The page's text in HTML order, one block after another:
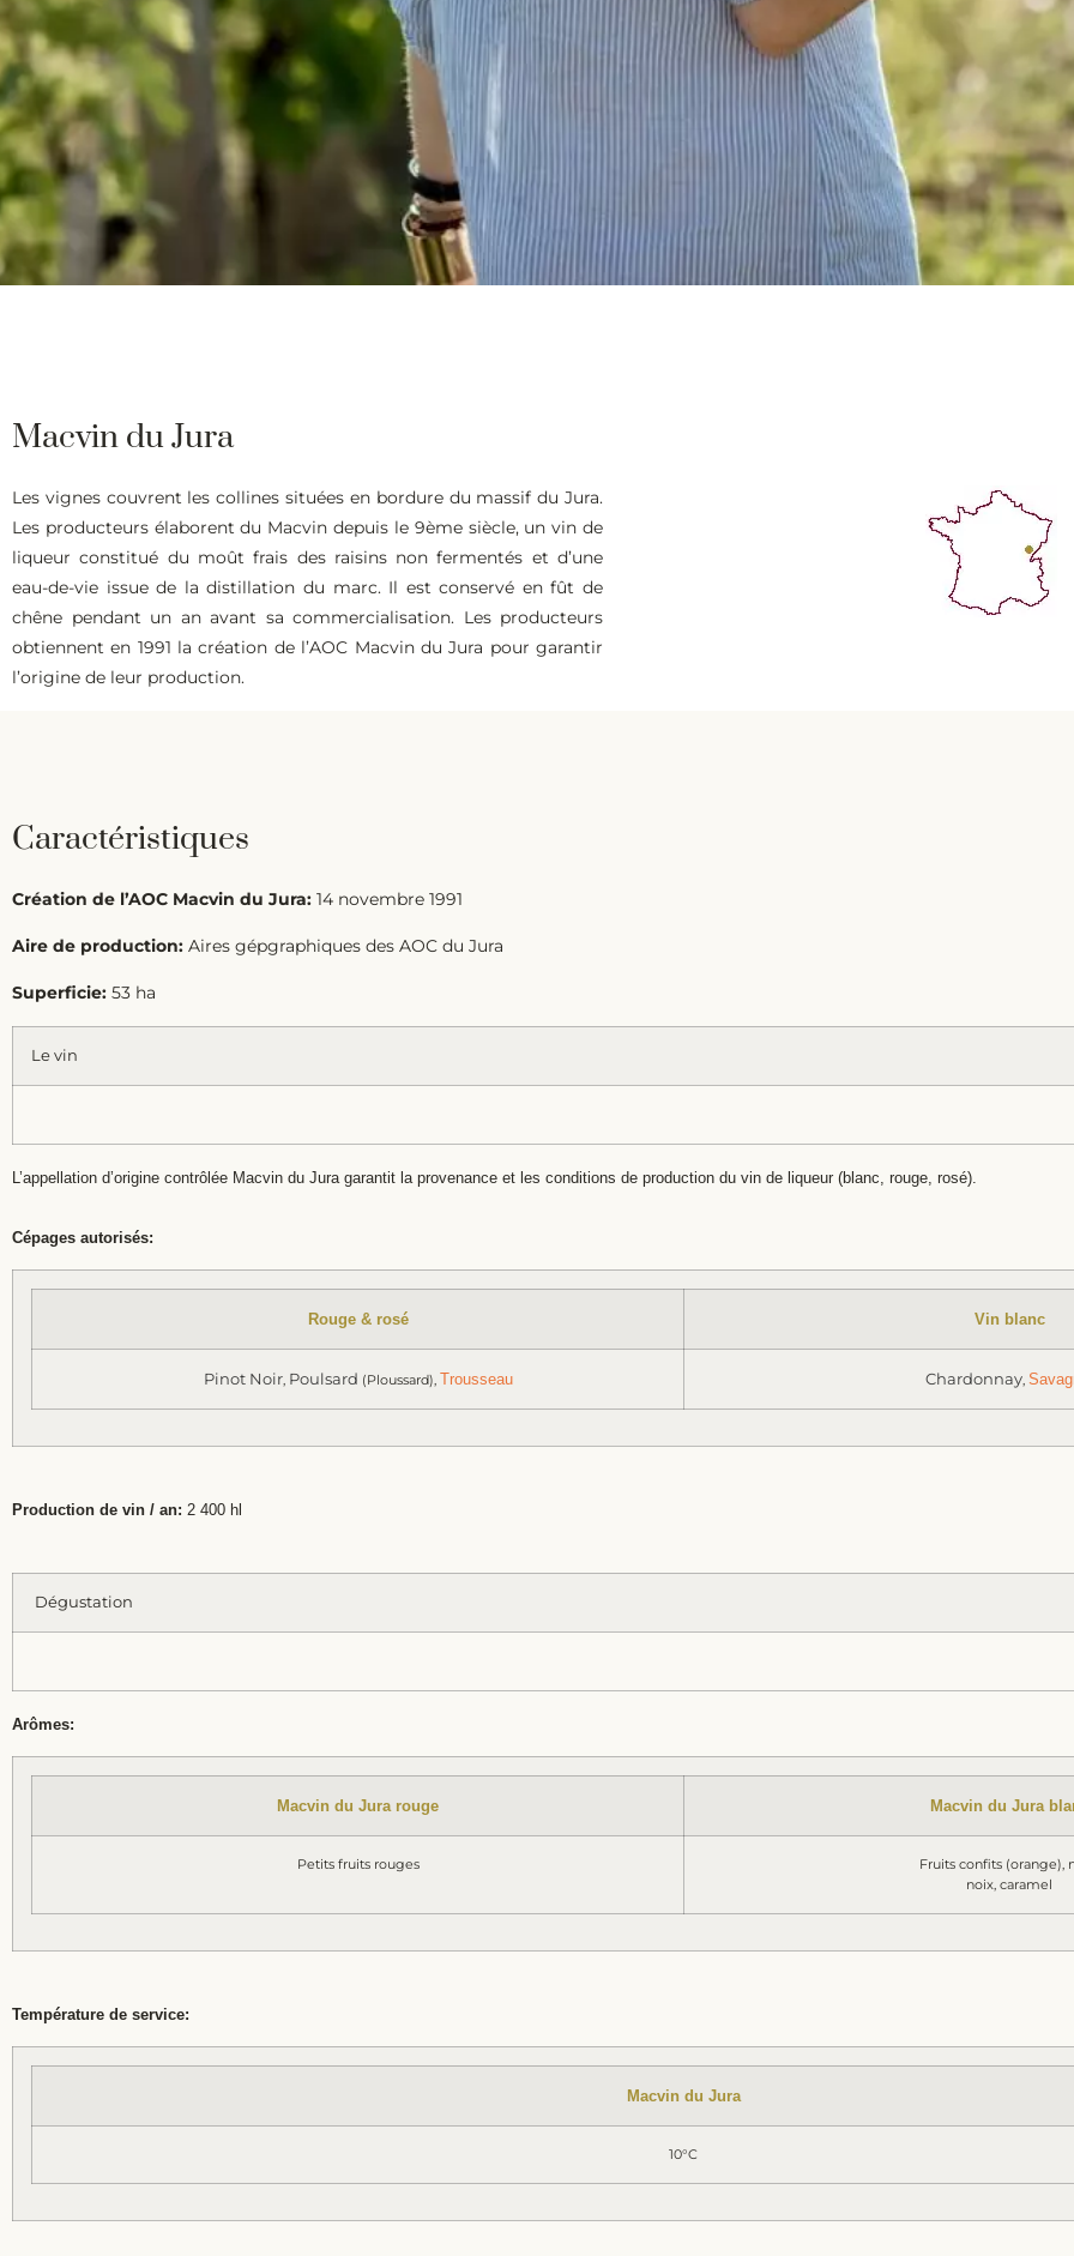
Macvin du Jura
Les vignes couvrent les collines situées en bordure du massif du Jura.
Les producteurs élaborent du Macvin depuis le 9ème siècle, un vin de
liqueur constitué du moût frais des raisins non fermentés et d’une
eau-de-vie issue de la distillation du marc. Il est conservé en fût de
chêne pendant un an avant sa commercialisation. Les producteurs
obtiennent en 1991 la création de l’AOC Macvin du Jura pour garantir
l’origine de leur production.
Caractéristiques
Création de l’AOC Macvin du Jura: 14 novembre 1991
Aire de production: Aires gépgraphiques des AOC du Jura
Superficie: 53 ha
Le vin
L’appellation d’origine contrôlée Macvin du Jura garantit la provenance et les conditions de production du vin de liqueur (blanc, rouge, rosé).
Cépages autorisés:
Rouge & rosé Vin blanc
Pinot Noir, Poulsard (Ploussard), Trousseau Chardonnay,
Production de vin / an: 2 400 hl
Dégustation
Arômes:
Macvin du Jura rouge Macvin du Jura
Petits fruits rouges
Fruits confits (orange),
noix, caramel
Température de service:
Macvin du Jura
10°C